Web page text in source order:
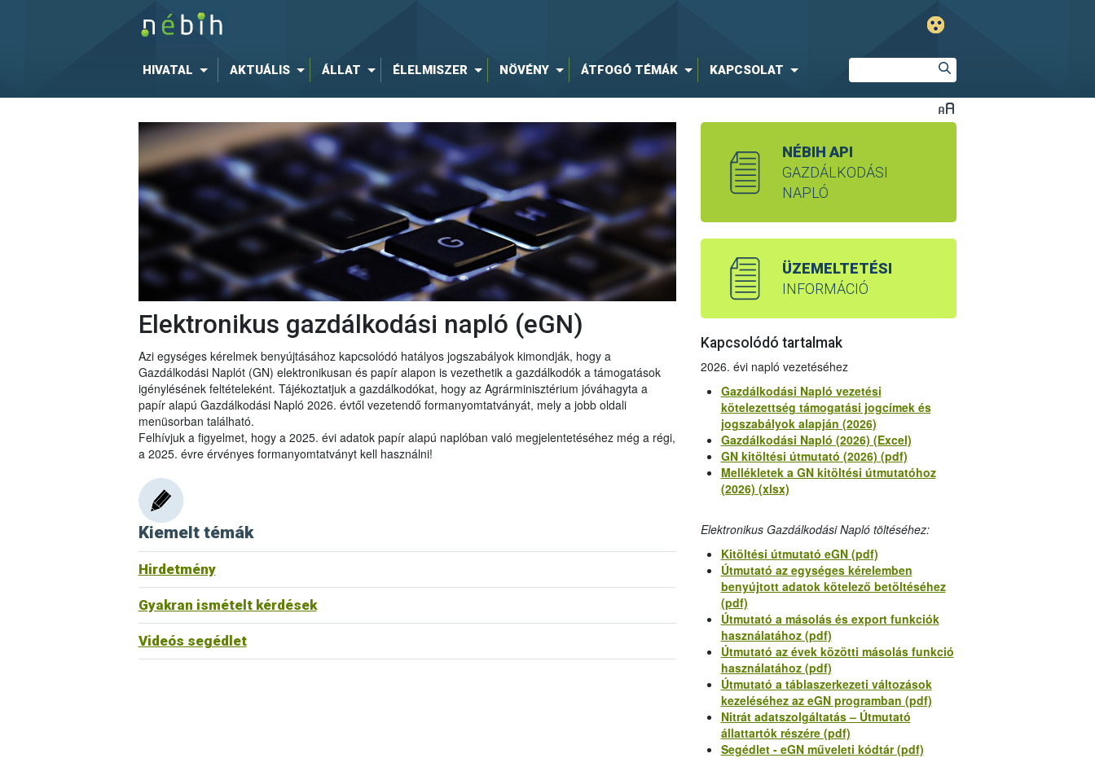
HIVATAL AKTUÁLIS ÁLLAT ÉLELMISZER NÖVÉNY ÁTFOGÓ TÉMÁK KAPCSOLAT
Elektronikus gazdálkodási napló (eGN)
Azi egységes kérelmek benyújtásához kapcsolódó hatályos jogszabályok kimondják, hogy a
Gazdálkodási Naplót (GN) elektronikusan és papír alapon is vezethetik a gazdálkodók a támogatások
igénylésének feltételeként. Tájékoztatjuk a gazdálkodókat, hogy az Agrárminisztérium jóváhagyta a
papír alapú Gazdálkodási Napló 2026. évtől vezetendő formanyomtatványát, mely a jobb oldali
menüsorban található.
Felhívjuk a figyelmet, hogy a 2025. évi adatok papír alapú naplóban való megjelentetéséhez még a régi,
a 2025. évre érvényes formanyomtatványt kell használni!
Kiemelt témák
Hirdetmény
Gyakran ismételt kérdések
Videós segédlet
NÉBIH API
GAZDÁLKODÁSI
NAPLÓ
ÜZEMELTETÉSI
INFORMÁCIÓ
Kapcsolódó tartalmak
2026. évi napló vezetéséhez
Gazdálkodási Napló vezetési
kötelezettség támogatási jogcímek és
jogszabályok alapján (2026)
Gazdálkodási Napló (2026) (Excel)
GN kitöltési útmutató (2026) (pdf)
Mellékletek a GN kitöltési útmutatóhoz
(2026) (xlsx)
Elektronikus Gazdálkodási Napló töltéséhez:
Kitöltési útmutató eGN (pdf)
Útmutató az egységes kérelemben
benyújtott adatok kötelező betöltéséhez
(pdf)
Útmutató a másolás és export funkciók
használatához (pdf)
Útmutató az évek közötti másolás funkció
használatához (pdf)
Útmutató a táblaszerkezeti változások
kezeléséhez az eGN programban (pdf)
Nitrát adatszolgáltatás – Útmutató
állattartók részére (pdf)
Segédlet - eGN műveleti kódtár (pdf)